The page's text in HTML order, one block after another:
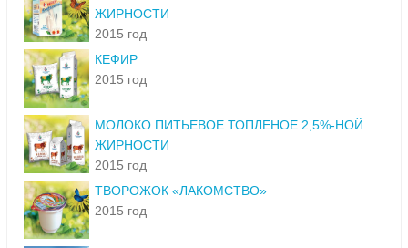
ЖИРНОСТИ
2015 год
КЕФИР
2015 год
МОЛОКО ПИТЬЕВОЕ ТОПЛЕНОЕ 2,5%-НОЙ
ЖИРНОСТИ
2015 год
ТВОРОЖОК «ЛАКОМСТВО»
2015 год